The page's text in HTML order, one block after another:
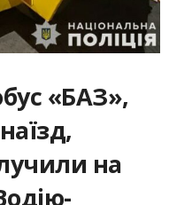
«БАЗ»,
на